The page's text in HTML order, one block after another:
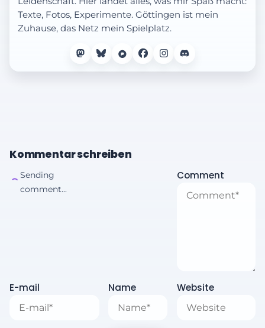
Texte, Fotos, Experimente. Göttingen ist mein
Zuhause, das Netz mein Spielplatz.
Kommentar schreiben
Sending
comment...
Comment
E-mail Name Website